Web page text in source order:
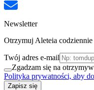
Newsletter
Otrzymuj Aleteia
Twój adres e-mail
Zgadzam się na
Polityka prywatności, aby
Zapisz się